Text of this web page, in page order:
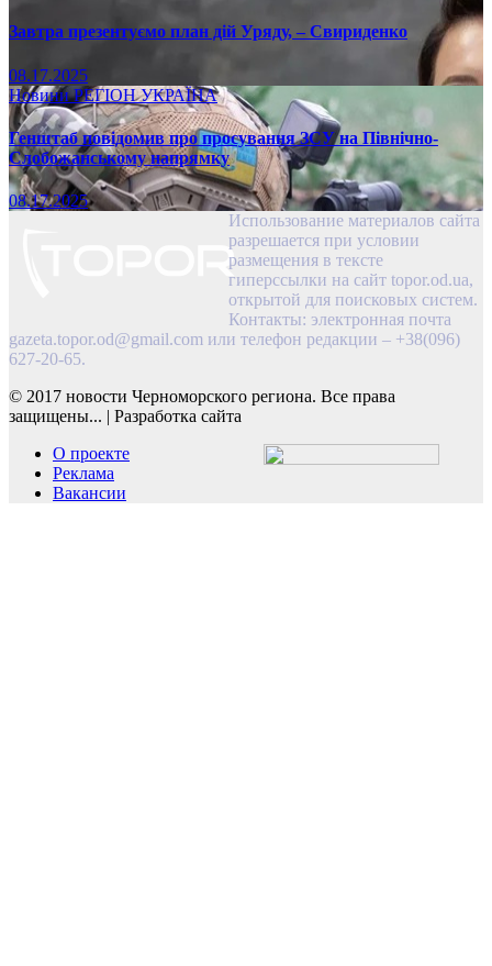
Завтра презентуємо план дій Уряду, – Свириденко
08.17.2025
НовиниРЕГІОНУКРАЇНА
Генштаб повідомив про просування ЗСУ на Північно-
Слобожанському напрямку
08.17.2025
Использование материалов сайта
разрешается при условии
размещения в тексте
гиперссылки на сайт topor.od.ua,
открытой для поисковых систем.
Контакты: электронная почта
gazeta.topor.od@gmail.com или телефон редакции – +38(096)
627-20-65.
© 2017 новости Черноморского региона. Все права
защищены... | Разработка сайта
О проекте
Реклама
Вакансии